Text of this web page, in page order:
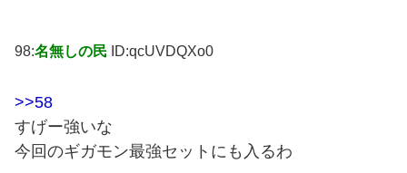
98:名無しの民 ID:qcUVDQXo0
>>58
すげー強いな
今回のギガモン最強セットにも入るわ